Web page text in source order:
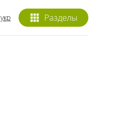
Разделы
укр